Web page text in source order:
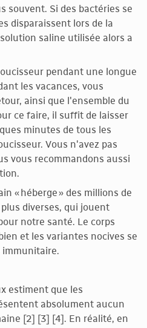
souvent. Si des bactéries se
disparaissent lors de la
saline utilisée alors a
pendant une longue
les vacances, vous
ainsi que l'ensemble du
ce faire, il suffit de laisser
minutes de tous les
Vous n'avez pas
vous recommandons aussi
« héberge » des millions de
diverses, qui jouent
notre santé. Le corps
et les variantes nocives se
immunitaire.
estiment que les
absolument aucun
[2] [3] [4]. En réalité, en